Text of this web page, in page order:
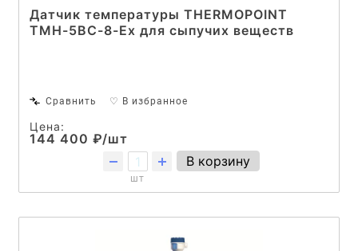
Датчик температуры THERMOPOINT
TMH-5BC-8-Ex для сыпучих веществ
Сравнить ♡ В избранное
Цена:
144 400 ₽/шт
шт
В корзину